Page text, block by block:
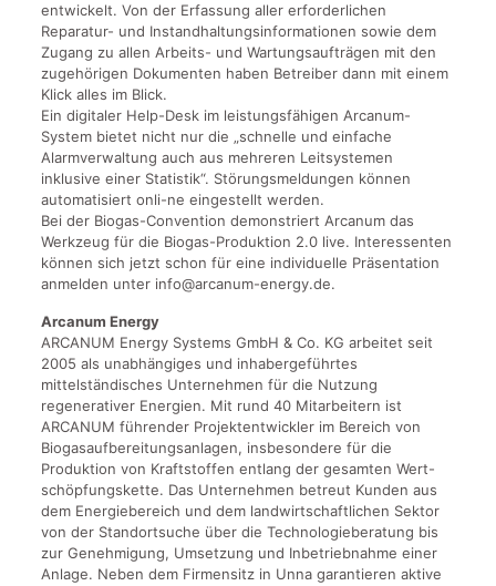
entwickelt. Von der Erfassung aller erforderlichen
Reparatur- und Instandhaltungsinformationen sowie dem
Zugang zu allen Arbeits- und Wartungsaufträgen mit den
zugehörigen Dokumenten haben Betreiber dann mit einem
Klick alles im Blick.
Ein digitaler Help-Desk im leistungsfähigen Arcanum-
System bietet nicht nur die „schnelle und einfache
Alarmverwaltung auch aus mehreren Leitsystemen
inklusive einer Statistik“. Störungsmeldungen können
automatisiert onli-ne eingestellt werden.
Bei der Biogas-Convention demonstriert Arcanum das
Werkzeug für die Biogas-Produktion 2.0 live. Interessenten
können sich jetzt schon für eine individuelle Präsentation
anmelden unter info@arcanum-energy.de.
Arcanum Energy
ARCANUM Energy Systems GmbH & Co. KG arbeitet seit
2005 als unabhängiges und inhabergeführtes
mittelständisches Unternehmen für die Nutzung
regenerativer Energien. Mit rund 40 Mitarbeitern ist
ARCANUM führender Projektentwickler im Bereich von
Biogasaufbereitungsanlagen, insbesondere für die
Produktion von Kraftstoffen entlang der gesamten Wert-
schöpfungskette. Das Unternehmen betreut Kunden aus
dem Energiebereich und dem landwirtschaftlichen Sektor
von der Standortsuche über die Technologieberatung bis
zur Genehmigung, Umsetzung und Inbetriebnahme einer
Anlage. Neben dem Firmensitz in Unna garantieren aktive